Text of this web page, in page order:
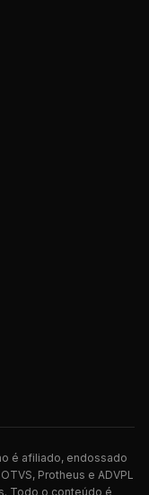
é afiliado, endossado
Protheus e ADVPL
Todo o conteúdo é